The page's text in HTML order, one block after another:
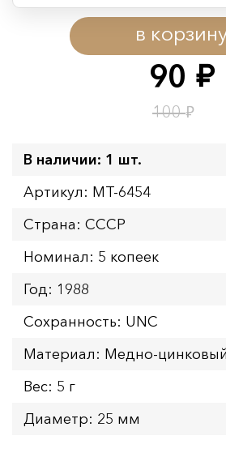
90 руб.
100₽
в
Период действия акции:
Начало:
Окончание:
Время до окончания:
В наличии: 1 шт.
Артикул: MT-6454
Страна: СССР
Номинал: 5 копеек
Год: 1988
Сохранность: UNC
Материал: Медно-
Вес: 5 г
Диаметр: 25 мм